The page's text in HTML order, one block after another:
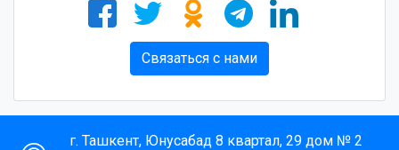
Связаться с нами
г. Ташкент, Юнусабад 8 квартал, 29 дом № 2